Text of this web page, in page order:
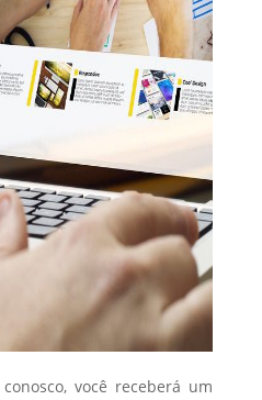
você receberá um